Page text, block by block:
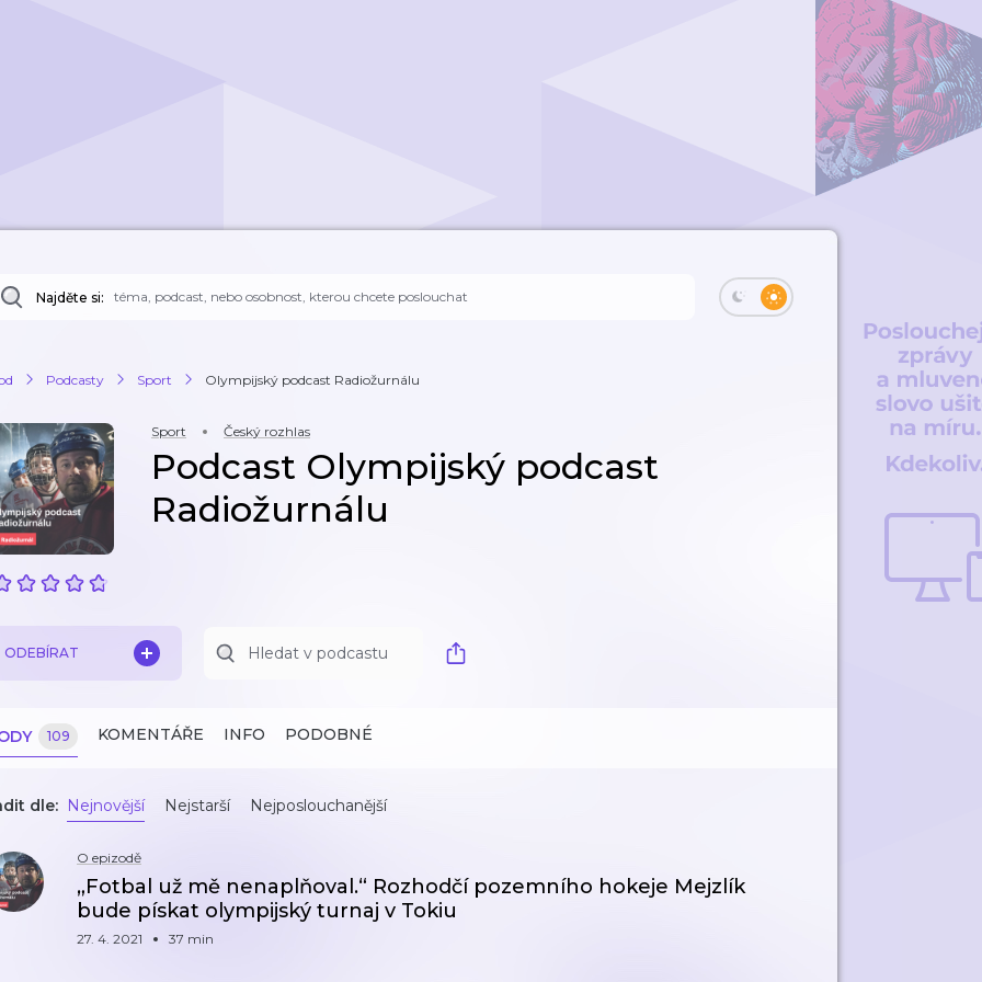
Najděte si:
Podcasty Sport Olympijský podcast Radiožurnálu
Sport Český rozhlas
Podcast Olympijský podcast
Radiožurnálu
ODEBÍRAT
109 KOMENTÁŘE INFO PODOBNÉ
dle: Nejnovější Nejstarší Nejposlouchanější
O epizodě
„Fotbal už mě nenaplňoval.“ Rozhodčí pozemního hokeje Mejzlík
bude pískat olympijský turnaj v Tokiu
27. 4. 2021 37 min